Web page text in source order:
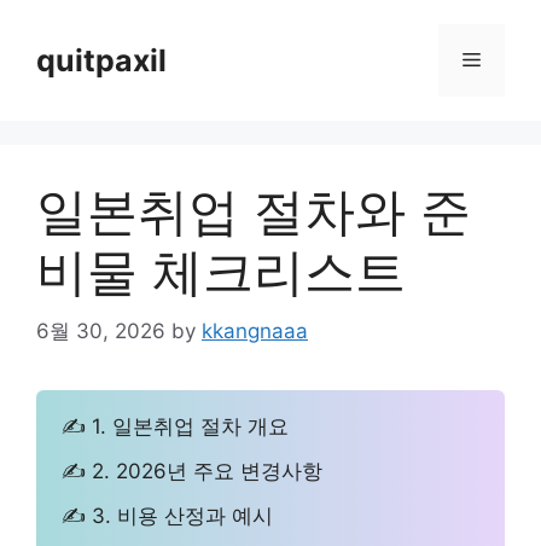
contentquitpaxil Menu
일본취업 절차와 준
비물 체크리스트
6월 30, 2026 by kkangnaaa
✍ 1. 일본취업 절차 개요
✍ 2. 2026년 주요 변경사항
✍ 3. 비용 산정과 예시